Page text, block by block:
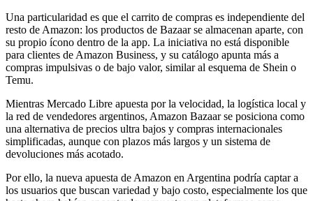
Una particularidad es que el carrito de compras es independiente del
resto de Amazon: los productos de Bazaar se almacenan aparte, con
su propio ícono dentro de la app. La iniciativa no está disponible
para clientes de Amazon Business, y su catálogo apunta más a
compras impulsivas o de bajo valor, similar al esquema de Shein o
Temu.
Mientras Mercado Libre apuesta por la velocidad, la logística local y
la red de vendedores argentinos, Amazon Bazaar se posiciona como
una alternativa de precios ultra bajos y compras internacionales
simplificadas, aunque con plazos más largos y un sistema de
devoluciones más acotado.
Por ello, la nueva apuesta de Amazon en Argentina podría captar a
los usuarios que buscan variedad y bajo costo, especialmente los que